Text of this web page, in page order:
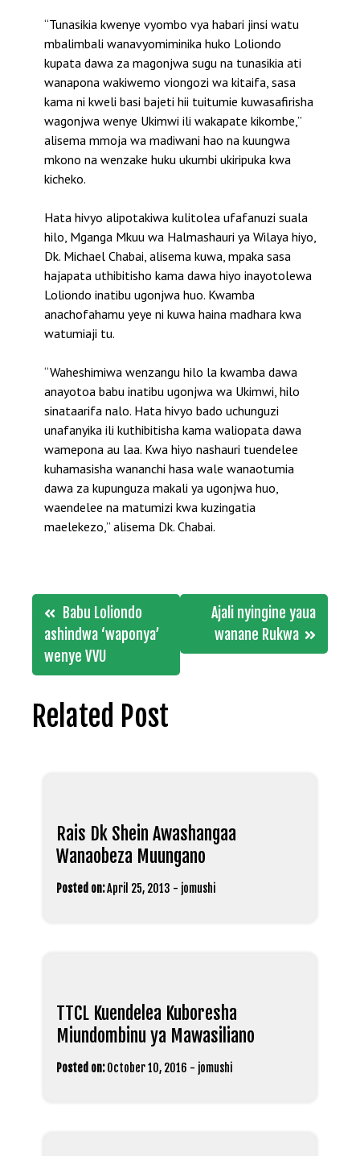
“Tunasikia kwenye vyombo vya habari jinsi watu
mbalimbali wanavyomiminika huko Loliondo
kupata dawa za magonjwa sugu na tunasikia ati
wanapona wakiwemo viongozi wa kitaifa, sasa
kama ni kweli basi bajeti hii tuitumie kuwasafirisha
wagonjwa wenye Ukimwi ili wakapate kikombe,”
alisema mmoja wa madiwani hao na kuungwa
mkono na wenzake huku ukumbi ukiripuka kwa
kicheko.
Hata hivyo alipotakiwa kulitolea ufafanuzi suala
hilo, Mganga Mkuu wa Halmashauri ya Wilaya hiyo,
Dk. Michael Chabai, alisema kuwa, mpaka sasa
hajapata uthibitisho kama dawa hiyo inayotolewa
Loliondo inatibu ugonjwa huo. Kwamba
anachofahamu yeye ni kuwa haina madhara kwa
watumiaji tu.
“Waheshimiwa wenzangu hilo la kwamba dawa
anayotoa babu inatibu ugonjwa wa Ukimwi, hilo
sinataarifa nalo. Hata hivyo bado uchunguzi
unafanyika ili kuthibitisha kama waliopata dawa
wamepona au laa. Kwa hiyo nashauri tuendelee
kuhamasisha wananchi hasa wale wanaotumia
dawa za kupunguza makali ya ugonjwa huo,
waendelee na matumizi kwa kuzingatia
maelekezo,” alisema Dk. Chabai.
Post
navigation
Babu Loliondo
ashindwa ‘waponya’
wenye VVU
Ajali nyingine yaua
wanane Rukwa
Related Post
Rais Dk Shein Awashangaa
Wanaobeza Muungano
Posted on:April 25, 2013 - jomushi
TTCL Kuendelea Kuboresha
Miundombinu ya Mawasiliano
Posted on: October 10, 2016 - jomushi